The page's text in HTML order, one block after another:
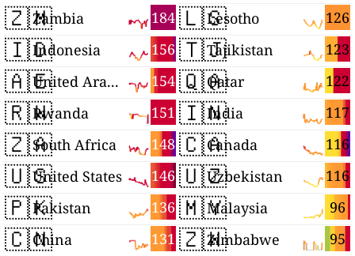
🇿🇲 184
Zambia
🇮🇩 156
Indonesia
🇦🇪 154
United Arab Emirates
🇷🇼 151
Rwanda
🇿🇦 148
South Africa
🇺🇸 146
United States
🇵🇰 136
Pakistan
🇨🇳 131
China
🇱🇸 126
Lesotho
🇹🇯 123
Tajikistan
🇶🇦 122
Qatar
🇮🇳 117
India
🇨🇦 116
Canada
🇺🇿 116
Uzbekistan
🇲🇾 96
Malaysia
🇿🇼 95
Zimbabwe